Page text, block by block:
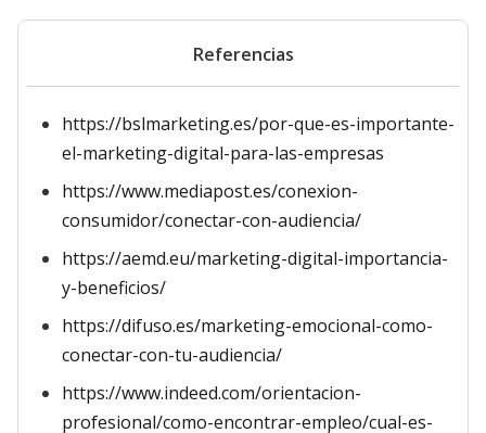
Referencias
https://bslmarketing.es/por-que-es-importante-
el-marketing-digital-para-las-empresas
https://www.mediapost.es/conexion-
consumidor/conectar-con-audiencia/
https://aemd.eu/marketing-digital-importancia-
y-beneficios/
https://difuso.es/marketing-emocional-como-
conectar-con-tu-audiencia/
https://www.indeed.com/orientacion-
profesional/como-encontrar-empleo/cual-es-